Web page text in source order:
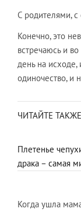
С родителями,
Конечно, это
встречаюсь и
день на исходе,
одиночество, и
ЧИТАЙТЕ ТАКЖЕ
Плетенье
драка – самая
Когда ушла